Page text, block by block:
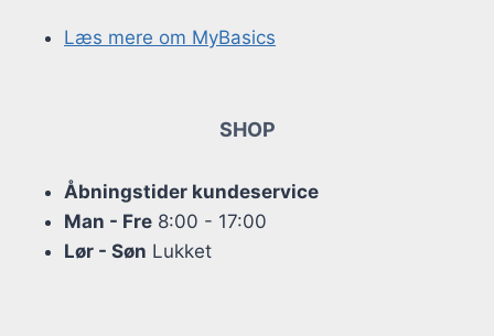
Læs mere om MyBasics
SHOP
Åbningstider kundeservice
Man - Fre 8:00 - 17:00
Lør - Søn Lukket